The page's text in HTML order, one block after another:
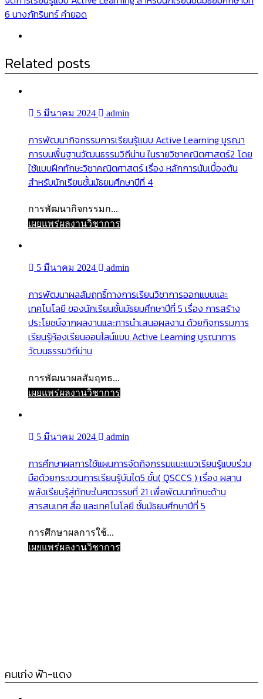
6 นางภัทรินทร์ คำยอด
Related posts
5 มีนาคม 2024 admin
การพัฒนากิจกรรมการเรียนรู้แบบ Active Learning บูรณา
การบนพื้นฐานวัฒนธรรมวิถีน่าน ในรายวิชาคณิตศาสตร์2 โดย
ใช้แบบฝึกทักษะวิชาคณิตศาสตร์ เรื่อง หลักการนับเบื้องต้น
สำหรับนักเรียนชั้นมัธยมศึกษาปีที่ 4
การพัฒนากิจกรรมก...
เผยแพร่ผลงานวิชาการ
5 มีนาคม 2024 admin
การพัฒนาผลสัมฤทธิ์ทางการเรียนวิชาการออกแบบและ
เทคโนโลยี ของนักเรียนชั้นมัธยมศึกษาปีที่ 5 เรื่อง การสร้าง
ประโยชน์จากผลงานและการนำเสนอผลงาน ด้วยกิจกรรมการ
เรียนรู้ห้องเรียนออนไลน์แบบ Active Learning บูรณาการ
วัฒนธรรมวิถีน่าน
การพัฒนาผลสัมฤทธ...
เผยแพร่ผลงานวิชาการ
5 มีนาคม 2024 admin
การศึกษาผลการใช้แผนการจัดกิจกรรมแนะแนวเรียนรู้แบบร่วม
มือด้วยกระบวนการเรียนรู้บันได5 ขั้น( QSCCS ) เรื่อง ผสาน
พลังเรียนรู้สู่ทักษะในศตวรรษที่ 21 เพื่อพัฒนาทักษะด้าน
สารสนเทศ สื่อ และเทคโนโลยี ชั้นมัธยมศึกษาปีที่ 5
การศึกษาผลการใช้...
เผยแพร่ผลงานวิชาการ
คนเก่ง ฟ้า-แดง